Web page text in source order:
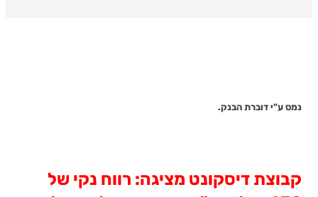
נמס ע"י דוברת הבנק.
קבוצת דיסקונט מציגה: רווח נקי של